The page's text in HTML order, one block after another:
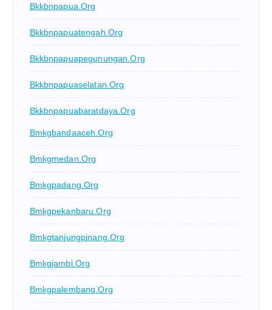
Bkkbnpapua.org
Bkkbnpapuatengah.org
Bkkbnpapuapegunungan.org
Bkkbnpapuaselatan.org
Bkkbnpapuabaratdaya.org
Bmkgbandaaceh.org
Bmkgmedan.org
Bmkgpadang.org
Bmkgpekanbaru.org
Bmkgtanjungpinang.org
Bmkgjambi.org
Bmkgpalembang.org